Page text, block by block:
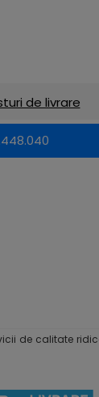
de livrare
de calitate